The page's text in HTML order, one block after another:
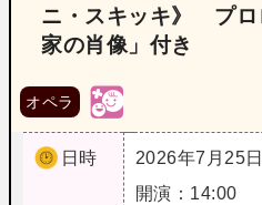
ニ・スキッキ》 プロ
家の肖像」付き
オペラ
日時
2026年7月25日
開演：14:00